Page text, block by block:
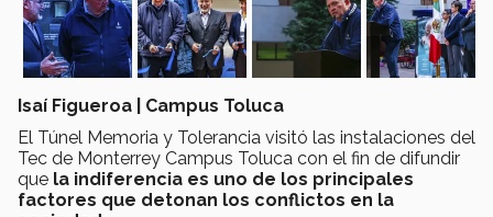
Isaí Figueroa | Campus Toluca
El Túnel Memoria y Tolerancia visitó las instalaciones del
Tec de Monterrey Campus Toluca con el fin de difundir
que la indiferencia es uno de los principales
factores que detonan los conflictos en la